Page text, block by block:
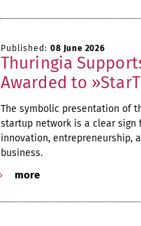
Published: 08 June 2026
Thuringia
Awarded to
The symbolic presentation of
startup network is a clear
innovation, entrepreneurship,
business.
more